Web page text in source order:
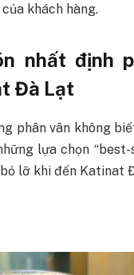
khách hàng.
nhất định
Đà Lạt
phân vân không
lựa chọn “best-
lỡ khi đến Katinat